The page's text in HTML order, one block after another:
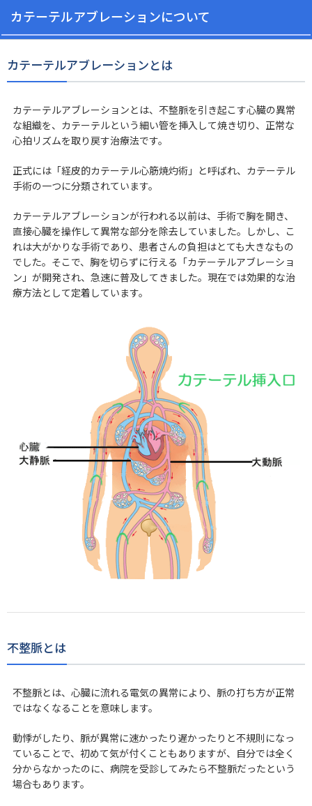
カテーテルアブレーションについて
カテーテルアブレーションとは
カテーテルアブレーションとは、不整脈を引き起こす心臓の異常
な組織を、カテーテルという細い管を挿入して焼き切り、正常な
心拍リズムを取り戻す治療法です。
正式には「経皮的カテーテル心筋焼灼術」と呼ばれ、カテーテル
手術の一つに分類されています。
カテーテルアブレーションが行われる以前は、手術で胸を開き、
直接心臓を操作して異常な部分を除去していました。しかし、こ
れは大がかりな手術であり、患者さんの負担はとても大きなもの
でした。そこで、胸を切らずに行える「カテーテルアブレーショ
ン」が開発され、急速に普及してきました。現在では効果的な治
療方法として定着しています。
不整脈とは
不整脈とは、心臓に流れる電気の異常により、脈の打ち方が正常
ではなくなることを意味します。
動悸がしたり、脈が異常に速かったり遅かったりと不規則になっ
ていることで、初めて気が付くこともありますが、自分では全く
分からなかったのに、病院を受診してみたら不整脈だったという
場合もあります。